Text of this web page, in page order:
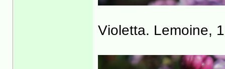
Violetta. Lemoine,